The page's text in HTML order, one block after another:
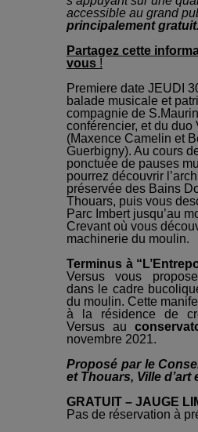
accessible au grand
principalement gratuit.
Partagez cette
vous !
Premiere date JEUDI
balade musicale et
compagnie de
conférencier, et du duo
(Maxence Camelin et
Guerbigny). Au cours
ponctuée de pauses
pourrez découvrir
préservée des Bains
Thouars, puis vous
Parc Imbert jusqu’au
Crevant où vous
machinerie du moulin.
Terminus à
Versus vous
dans le cadre
du moulin. Cette
à la résidence de
Versus au
novembre 2021.
Proposé par le
et Thouars, Ville d’art
GRATUIT – JAUGE
Pas de réservation à